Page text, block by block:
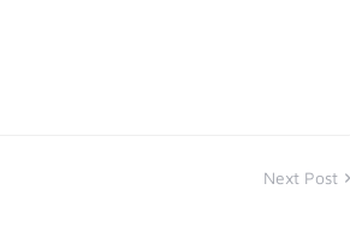
Next Post